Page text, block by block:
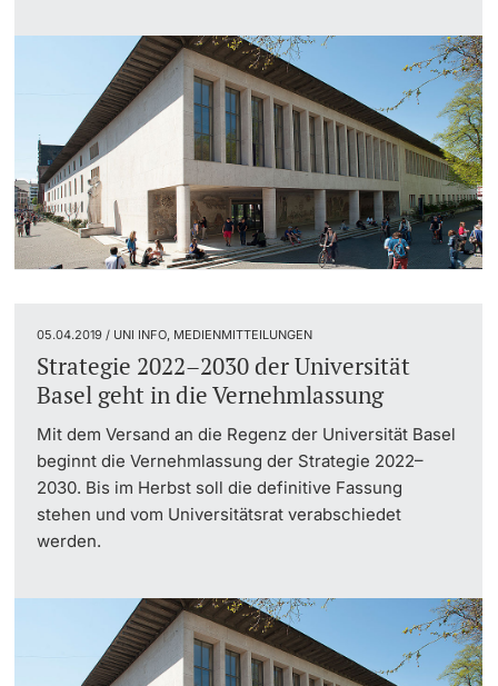
05.04.2019 / UNI INFO, MEDIENMITTEILUNGEN
Strategie 2022–2030 der Universität
Basel geht in die Vernehmlassung
Mit dem Versand an die Regenz der Universität Basel
beginnt die Vernehmlassung der Strategie 2022–
2030. Bis im Herbst soll die definitive Fassung
stehen und vom Universitätsrat verabschiedet
werden.